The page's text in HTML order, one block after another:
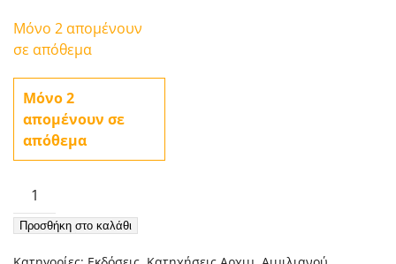
Μόνο 2 απομένουν
σε απόθεμα
Μόνο 2
απομένουν σε
απόθεμα
Χαρισματική
Οδός
–
Ερμηνεία
Προσθήκη στο καλάθι